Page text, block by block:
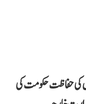
کی حفاظت حکومت کی